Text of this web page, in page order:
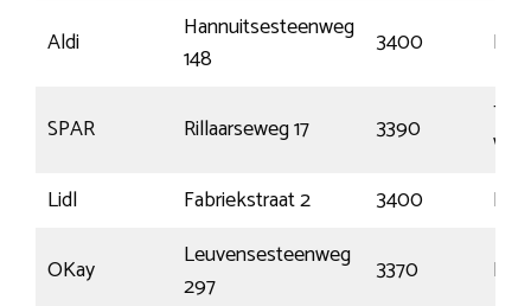
Aldi
Hannuitsesteenweg
148
3400
SPAR Rillaarseweg 17 3390
Lidl
Fabriekstraat 2 3400
OKay
Leuvensesteenweg
297
3370